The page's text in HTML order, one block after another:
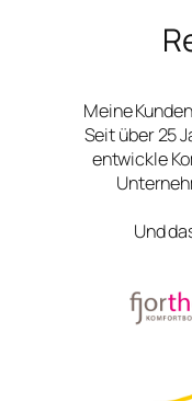
Meine
Seit über 25
entwickle
Und